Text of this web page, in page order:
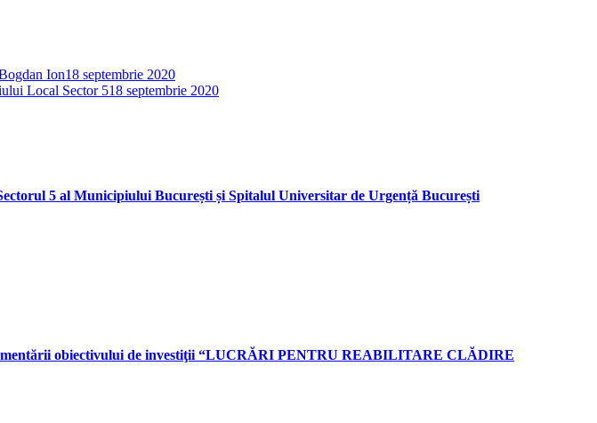
Ion18 septembrie 2020
Local Sector 518 septembrie 2020
5 al Municipiului București și Spitalul Universitar de Urgență București
obiectivului de investiţii “LUCRĂRI PENTRU REABILITARE CLĂDIRE